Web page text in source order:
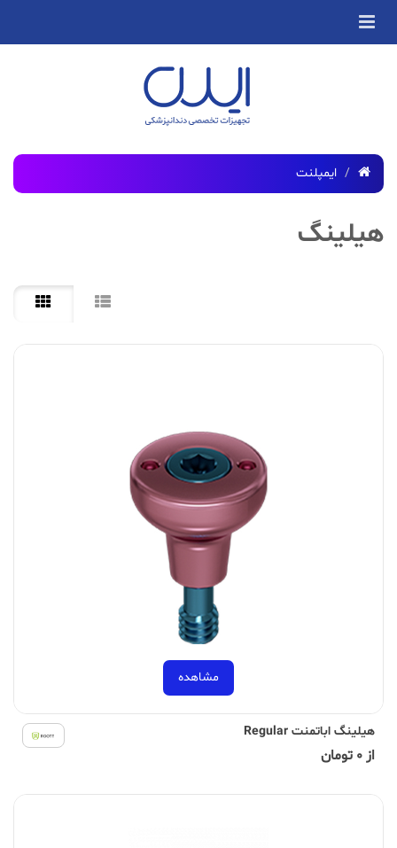
ایمپلنت
هیلینگ
مشاهده
هیلینگ اباتمنت Regular
از 0 تومان